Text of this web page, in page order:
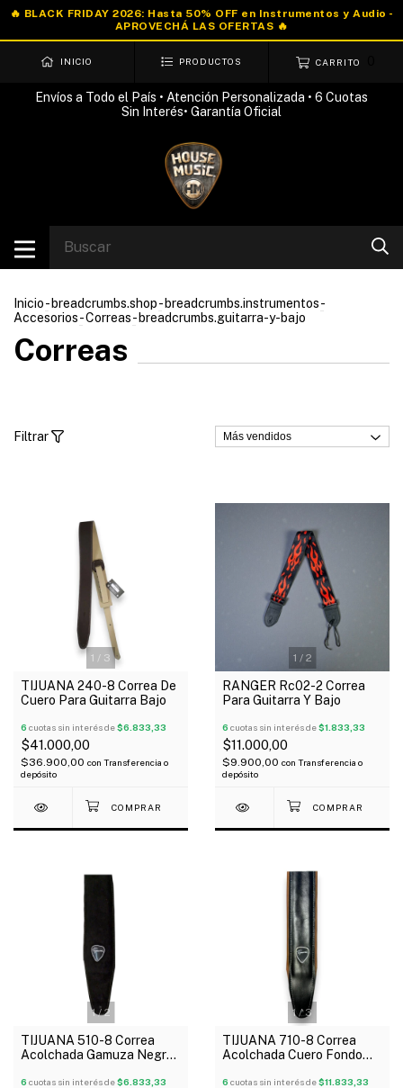
INICIO PRODUCTOS CARRITO
Envíos a Todo el País • Atención Personalizada • 6 Cuotas
Sin Interés• Garantía Oficial
Inicio- breadcrumbs.shop- breadcrumbs.instrumentos-
Accesorios-Correas- breadcrumbs.guitarra-y-bajo
Correas
Filtrar
1 / 3
TIJUANA 240-8 Correa De
Cuero Para Guitarra Bajo
6 cuotas sin interés de$6.833,33
$41.000,00
$36.900,00 con Transferencia o
depósito
1 / 2
RANGER Rc02-2 Correa
Para Guitarra Y Bajo
6 cuotas sin interés de$1.833,33
$11.000,00
$9.900,00 con Transferencia o
depósito
1/2
TIJUANA 510-8 Correa
Acolchada Gamuza Negra
6 cuotas sin interés de$6.833,33
1/3
TIJUANA 710-8 Correa
Acolchada Cuero Fondo
6 cuotas sin interés de$11.833,33